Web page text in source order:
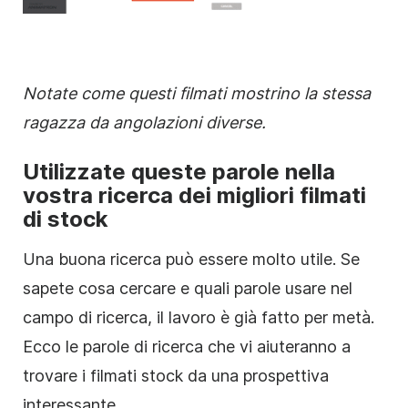
Notate come questi filmati mostrino la stessa
ragazza da angolazioni diverse.
Utilizzate queste parole nella
vostra ricerca dei migliori filmati
di stock
Una buona ricerca può essere molto utile. Se
sapete cosa cercare e quali parole usare nel
campo di ricerca, il lavoro è già fatto per metà.
Ecco le parole di ricerca che vi aiuteranno a
trovare i filmati stock da una prospettiva